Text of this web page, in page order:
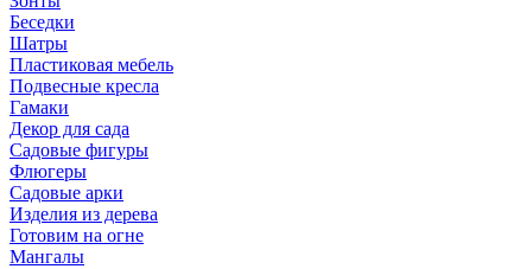
Беседки
Шатры
Пластиковая мебель
Подвесные кресла
Гамаки
Декор для сада
Садовые фигуры
Флюгеры
Садовые арки
Изделия из дерева
Готовим на огне
Мангалы